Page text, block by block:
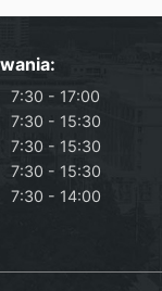
7:30 - 17:00
7:30 - 15:30
7:30 - 15:30
7:30 - 15:30
7:30 - 14:00